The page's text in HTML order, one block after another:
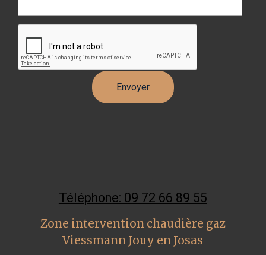
Téléphone: 09 72 66 89 55
Zone intervention chaudière gaz
Viessmann Jouy en Josas